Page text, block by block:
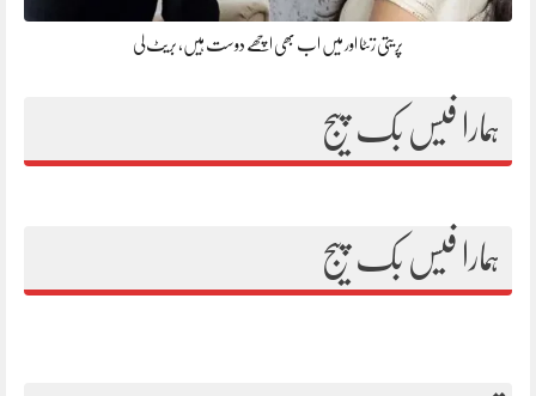
پریتی زنٹا اور میں اب بھی اچھے دوست ہیں، بریٹ لی
ہمارا فیس بک پیج
ہمارا فیس بک پیج